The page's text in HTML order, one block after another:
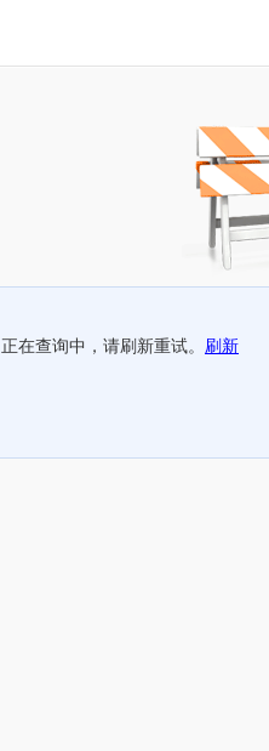
正在查询中，请刷新重试。 刷新